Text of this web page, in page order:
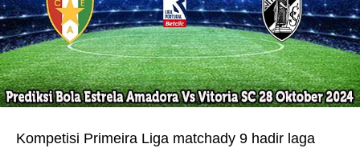
Kompetisi Primeira Liga matchady 9 hadir laga